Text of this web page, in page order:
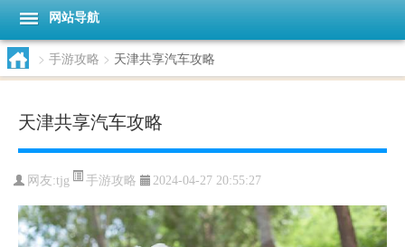
网站导航
> 手游攻略 > 天津共享汽车攻略
天津共享汽车攻略
网友:tjg 手游攻略 2024-04-27 20:55:27